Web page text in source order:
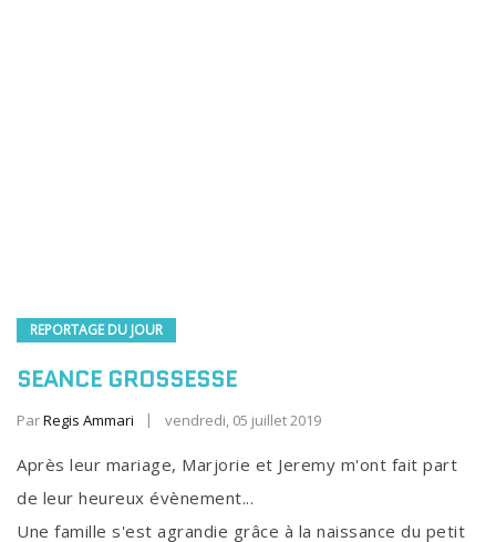
REPORTAGE DU JOUR
SEANCE GROSSESSE
ParRegis Ammari vendredi, 05 juillet 2019
Après leur mariage, Marjorie et Jeremy m'ont fait part
de leur heureux évènement...
Une famille s'est agrandie grâce à la naissance du petit